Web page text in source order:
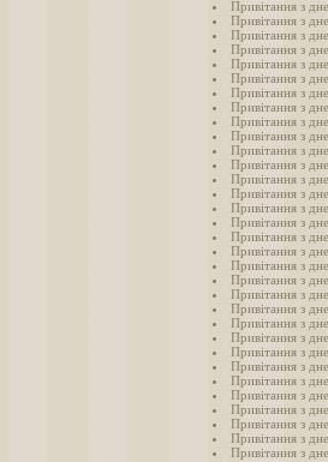
Привітання з
Привітання з
Привітання з
Привітання з
Привітання з
Привітання з
Привітання з
Привітання з
Привітання з
Привітання з
Привітання з
Привітання з
Привітання з
Привітання з
Привітання з
Привітання з
Привітання з
Привітання з
Привітання з
Привітання з
Привітання з
Привітання з
Привітання з
Привітання з
Привітання з
Привітання з
Привітання з
Привітання з
Привітання з
Привітання з
Привітання з
Привітання з